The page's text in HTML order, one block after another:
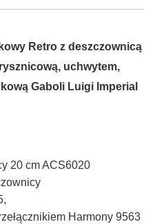
Retro z deszczownicą
uchwytem,
Gaboli Luigi Imperial
20 cm ACS6020
Harmony 9563